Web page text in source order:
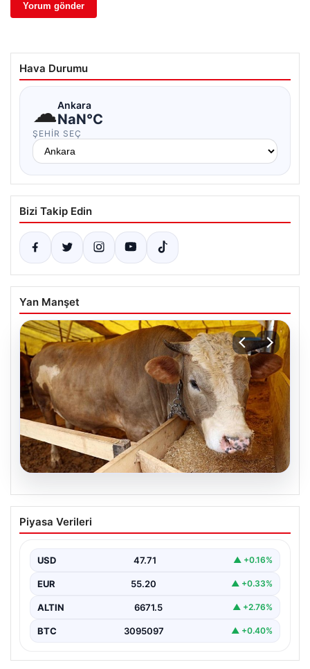
Hava Durumu
☁Ankara
NaN°C
ŞEHIR SEÇ
Bizi Takip Edin
Yan Manşet
Kurbanlık fiyatları il il sorgulama ekranı
2026: Büyükbaş ve küçükbaş canlı kilo
ve tüm illerin kurbanlık fiyatları
2026 Kurban Bayramı öncesinde en çok merak edilen
konulardan biri olan kurbanlık fiyatları netleşmeye…
Piyasa Verileri
USD 47.71 ▲ +0.16%
EUR 55.20 ▲ +0.33%
ALTIN 6671.5 ▲ +2.76%
BTC 3095097 ▲ +0.40%